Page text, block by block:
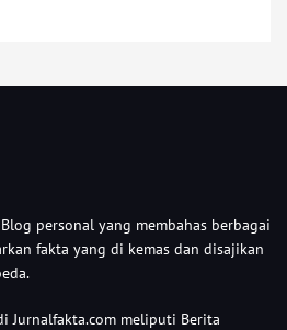
personal yang membahas berbagai
fakta yang di kemas dan disajikan
Jurnalfakta.com meliputi Berita